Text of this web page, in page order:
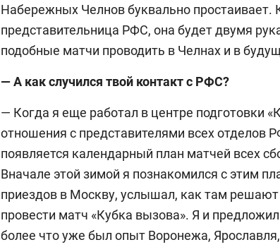
Набережных Челнов буквально простаивает.
представительница РФС, она будет двумя
подобные матчи проводить в Челнах и в
— А как случился твой контакт с РФС?
— Когда я еще работал в центре подготовки
отношения с представителями всех отделов
появляется календарный план матчей всех
Вначале этой зимой я познакомился с этим
приездов в Москву, услышал, как там
провести матч «Кубка вызова». Я и
более что уже был опыт Воронежа,